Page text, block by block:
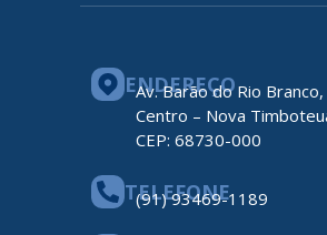
ENDEREÇO
Av. Barão do Rio Branco,
Centro – Nova
CEP: 68730-000
TELEFONE
(91) 93469-1189